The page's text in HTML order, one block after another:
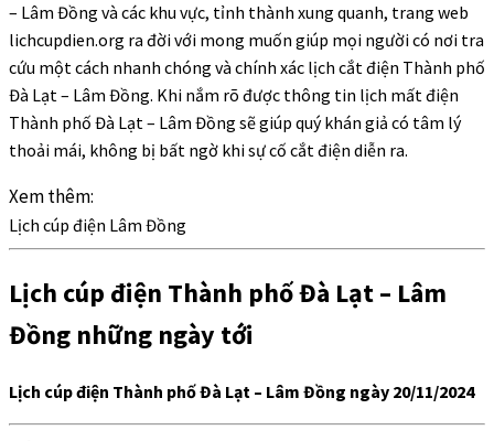
– Lâm Đồng và các khu vực, tỉnh thành xung quanh, trang web
lichcupdien.org ra đời với mong muốn giúp mọi người có nơi tra
cứu một cách nhanh chóng và chính xác lịch cắt điện Thành phố
Đà Lạt – Lâm Đồng. Khi nắm rõ được thông tin lịch mất điện
Thành phố Đà Lạt – Lâm Đồng sẽ giúp quý khán giả có tâm lý
thoải mái, không bị bất ngờ khi sự cố cắt điện diễn ra.
Xem thêm:
Lịch cúp điện Lâm Đồng
Lịch cúp điện Thành phố Đà Lạt – Lâm
Đồng những ngày tới
Lịch cúp điện Thành phố Đà Lạt – Lâm Đồng ngày 20/11/2024